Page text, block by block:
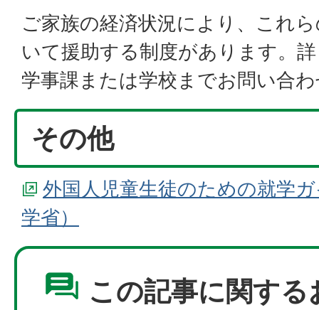
ご家族の経済状況により、これ
いて援助する制度があります。
学事課または学校までお問い合
その他
外国人児童生徒のための就学
学省）
この記事に関する